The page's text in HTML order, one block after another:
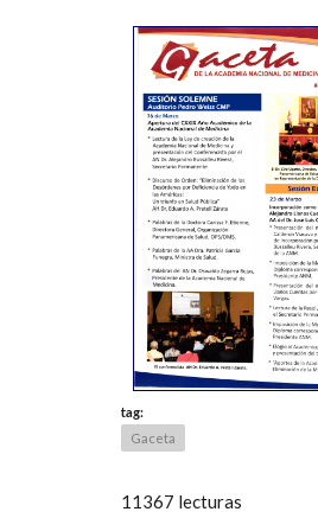
tag:
Gaceta
11367 lecturas